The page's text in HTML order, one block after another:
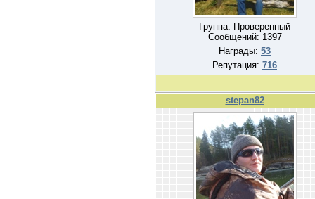
Группа: Проверенный
Сообщений: 1397
Награды: 53
Репутация: 716
stepan82